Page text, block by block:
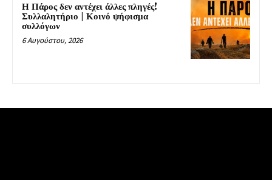
Η Πάρος δεν αντέχει άλλες πληγές!
Συλλαλητήριο | Κοινό ψήφισμα
συλλόγων
6 Αυγούστου, 2026